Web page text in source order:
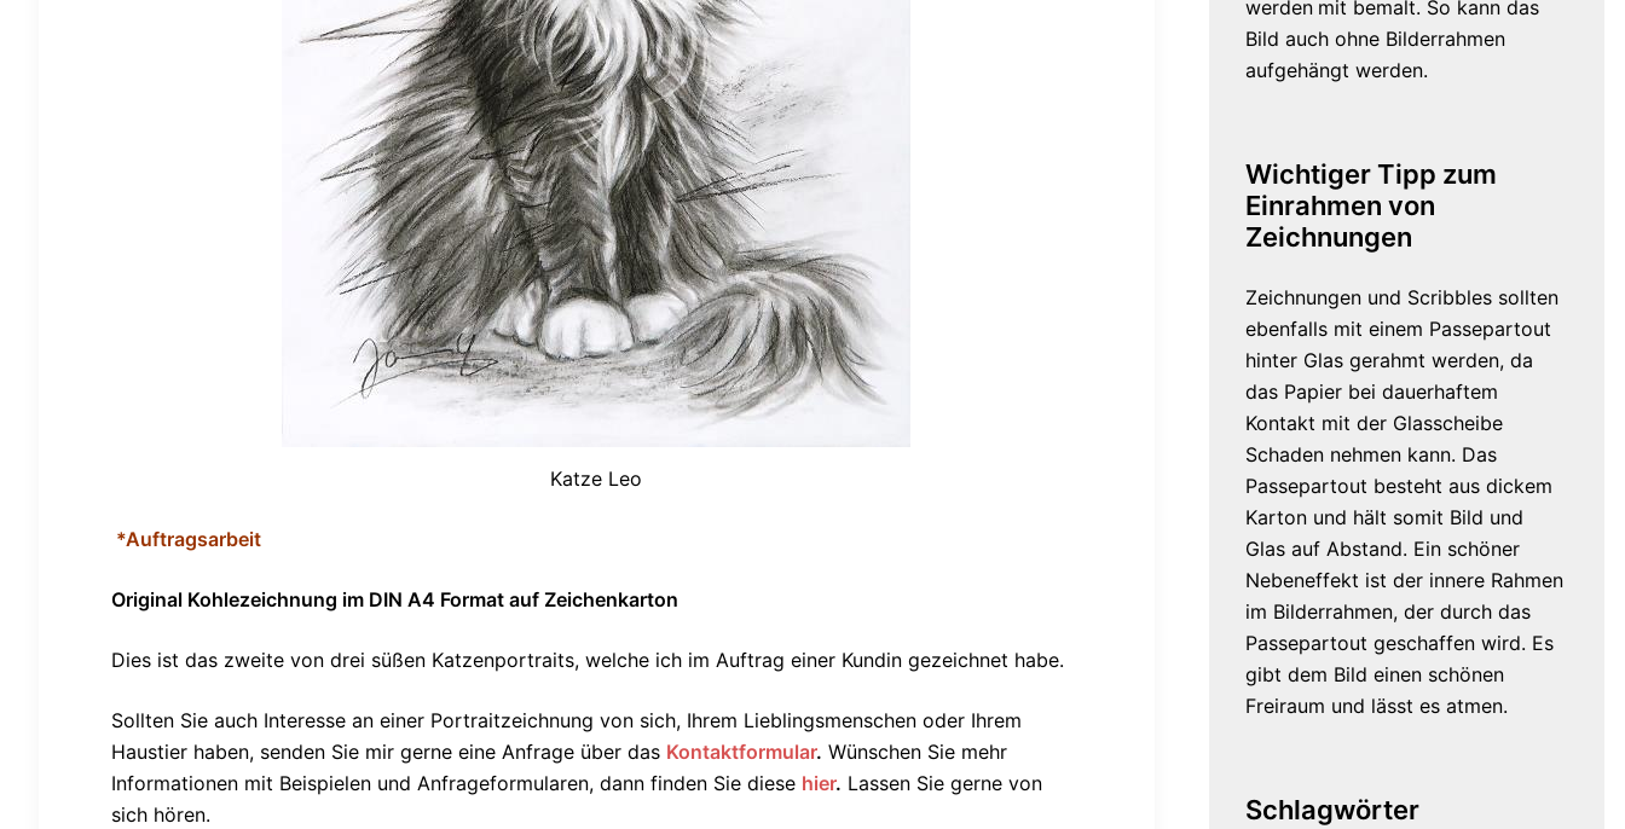
Katze Leo
*Auftragsarbeit
Original Kohlezeichnung im DIN A4 Format auf Zeichenkarton
Dies ist das zweite von drei süßen Katzenportraits, welche ich im Auftrag einer Kundin gezeichnet habe.
Sollten Sie auch Interesse an einer Portraitzeichnung von sich, Ihrem Lieblingsmenschen oder Ihrem
Haustier haben, senden Sie mir gerne eine Anfrage über das Kontaktformular. Wünschen Sie mehr
Informationen mit Beispielen und Anfrageformularen, dann finden Sie diese hier. Lassen Sie gerne von
sich hören.
werden mit bemalt. So kann das
Bild auch ohne Bilderrahmen
aufgehängt werden.
Wichtiger Tipp zum
Einrahmen von
Zeichnungen
Zeichnungen und Scribbles sollten
ebenfalls mit einem Passepartout
hinter Glas gerahmt werden, da
das Papier bei dauerhaftem
Kontakt mit der Glasscheibe
Schaden nehmen kann. Das
Passepartout besteht aus dickem
Karton und hält somit Bild und
Glas auf Abstand. Ein schöner
Nebeneffekt ist der innere Rahmen
im Bilderrahmen, der durch das
Passepartout geschaffen wird. Es
gibt dem Bild einen schönen
Freiraum und lässt es atmen.
Schlagwörter